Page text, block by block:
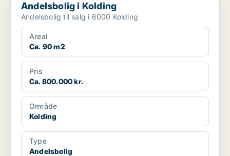
Andelsbolig i Kolding
Andelsbolig til salg i 6000 Kolding
Areal
Ca. 90 m2
Pris
Ca. 800.000 kr.
Område
Kolding
Type
Andelsbolig